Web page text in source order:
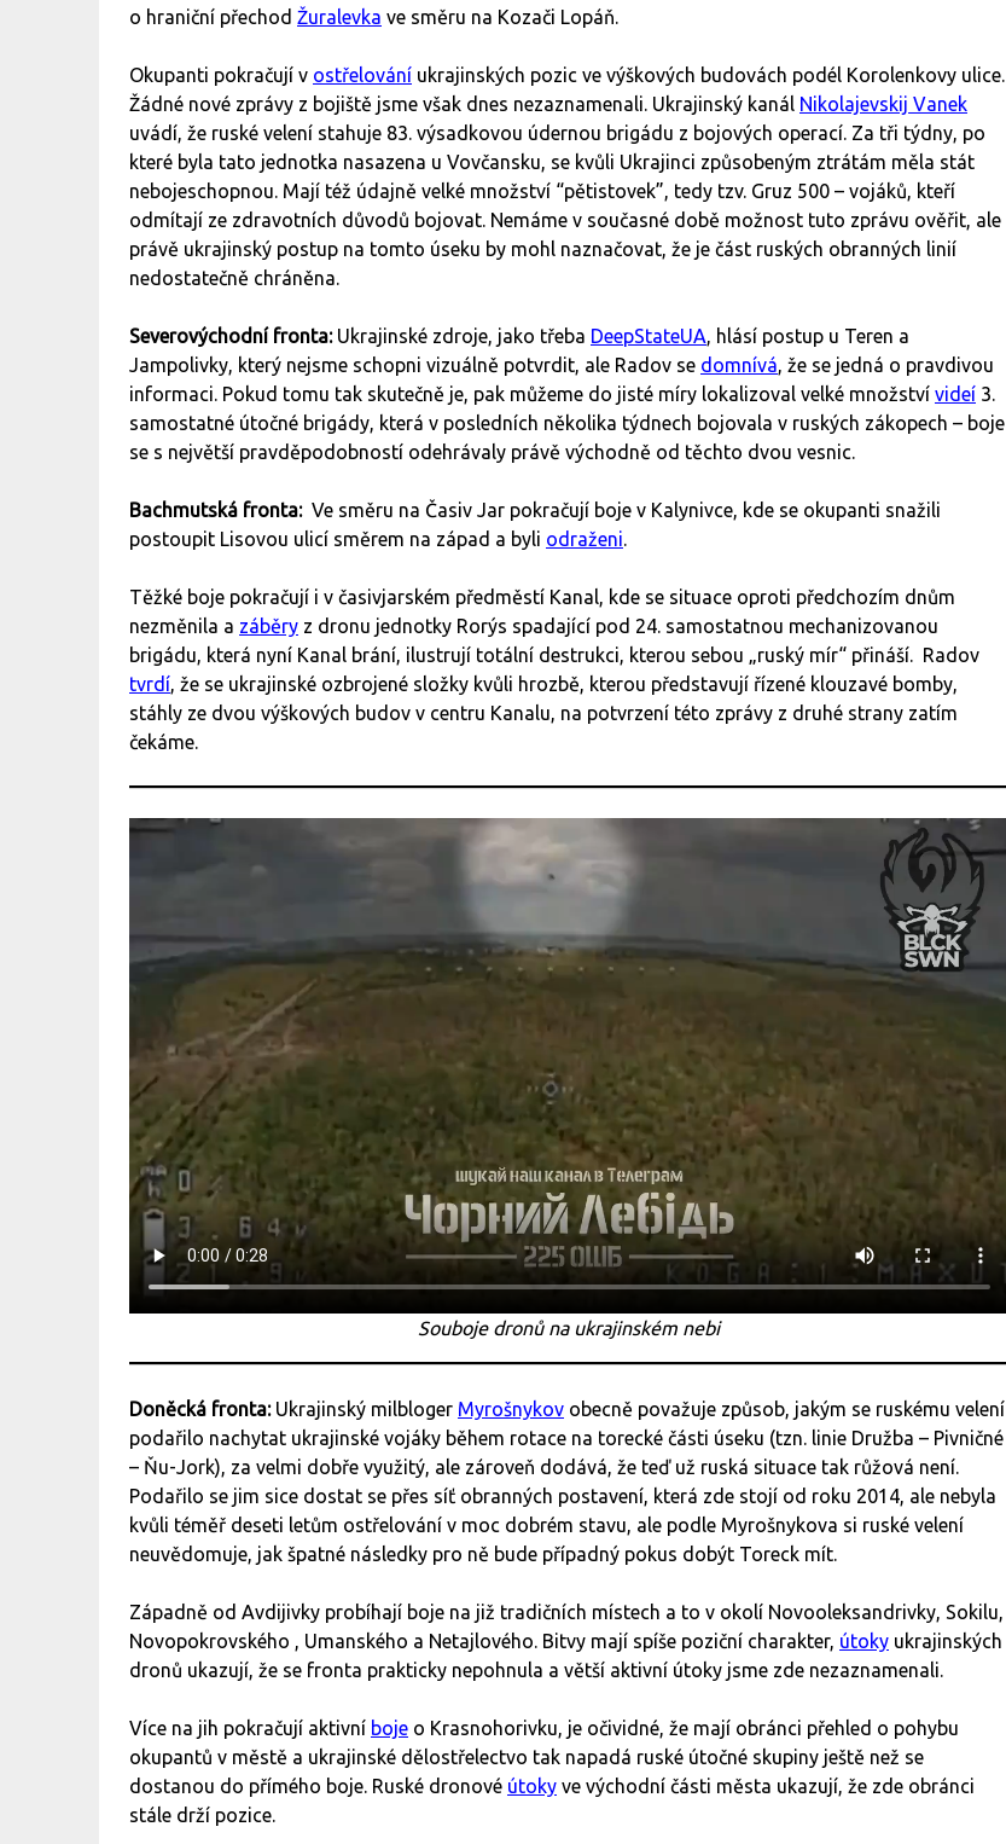
o hraniční přechod Žuralevka ve směru na Kozači Lopáň.
Okupanti pokračují v ostřelování ukrajinských pozic ve výškových budovách podél Korolenkovy ulice.
Žádné nové zprávy z bojiště jsme však dnes nezaznamenali. Ukrajinský kanál Nikolajevskij Vanek
uvádí, že ruské velení stahuje 83. výsadkovou údernou brigádu z bojových operací. Za tři týdny, po
které byla tato jednotka nasazena u Vovčansku, se kvůli Ukrajinci způsobeným ztrátám měla stát
nebojeschopnou. Mají též údajně velké množství “pětistovek”, tedy tzv. Gruz 500 – vojáků, kteří
odmítají ze zdravotních důvodů bojovat. Nemáme v současné době možnost tuto zprávu ověřit, ale
právě ukrajinský postup na tomto úseku by mohl naznačovat, že je část ruských obranných linií
nedostatečně chráněna.
Severovýchodní fronta: Ukrajinské zdroje, jako třeba DeepStateUA, hlásí postup u Teren a
Jampolivky, který nejsme schopni vizuálně potvrdit, ale Radov se domnívá, že se jedná o pravdivou
informaci. Pokud tomu tak skutečně je, pak můžeme do jisté míry lokalizoval velké množství videí 3.
samostatné útočné brigády, která v posledních několika týdnech bojovala v ruských zákopech – boje
se s největší pravděpodobností odehrávaly právě východně od těchto dvou vesnic.
Bachmutská fronta: Ve směru na Časiv Jar pokračují boje v Kalynivce, kde se okupanti snažili
postoupit Lisovou ulicí směrem na západ a byli odraženi.
Těžké boje pokračují i v časivjarském předměstí Kanal, kde se situace oproti předchozím dnům
nezměnila a záběry z dronu jednotky Rorýs spadající pod 24. samostatnou mechanizovanou
brigádu, která nyní Kanal brání, ilustrují totální destrukci, kterou sebou „ruský mír“ přináší. Radov
tvrdí, že se ukrajinské ozbrojené složky kvůli hrozbě, kterou představují řízené klouzavé bomby,
stáhly ze dvou výškových budov v centru Kanalu, na potvrzení této zprávy z druhé strany zatím
čekáme.
Souboje dronů na ukrajinském nebi
Doněcká fronta:Ukrajinský milbloger Myrošnykov obecně považuje způsob, jakým se ruskému velení
podařilo nachytat ukrajinské vojáky během rotace na torecké části úseku (tzn. linie Družba – Pivničné
– Ňu-Jork), za velmi dobře využitý, ale zároveň dodává, že teď už ruská situace tak růžová není.
Podařilo se jim sice dostat se přes síť obranných postavení, která zde stojí od roku 2014, ale nebyla
kvůli téměř deseti letům ostřelování v moc dobrém stavu, ale podle Myrošnykova si ruské velení
neuvědomuje, jak špatné následky pro ně bude případný pokus dobýt Toreck mít.
Západně od Avdijivky probíhají boje na již tradičních místech a to v okolí Novooleksandrivky, Sokilu,
Novopokrovského , Umanského a Netajlového. Bitvy mají spíše poziční charakter, útoky ukrajinských
dronů ukazují, že se fronta prakticky nepohnula a větší aktivní útoky jsme zde nezaznamenali.
Více na jih pokračují aktivní boje o Krasnohorivku, je očividné, že mají obránci přehled o pohybu
okupantů v městě a ukrajinské dělostřelectvo tak napadá ruské útočné skupiny ještě než se
dostanou do přímého boje. Ruské dronové útoky ve východní části města ukazují, že zde obránci
stále drží pozice.